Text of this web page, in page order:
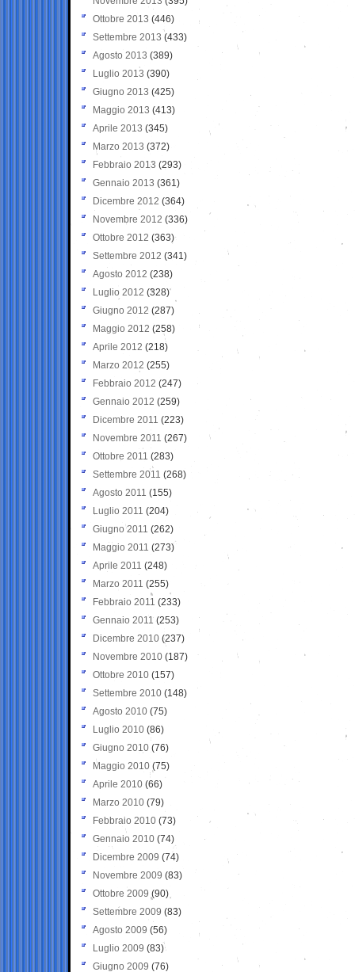
Ottobre 2013 (446)
Settembre 2013 (433)
Agosto 2013 (389)
Luglio 2013 (390)
Giugno 2013 (425)
Maggio 2013 (413)
Aprile 2013 (345)
Marzo 2013 (372)
Febbraio 2013 (293)
Gennaio 2013 (361)
Dicembre 2012 (364)
Novembre 2012 (336)
Ottobre 2012 (363)
Settembre 2012 (341)
Agosto 2012 (238)
Luglio 2012 (328)
Giugno 2012 (287)
Maggio 2012 (258)
Aprile 2012 (218)
Marzo 2012 (255)
Febbraio 2012 (247)
Gennaio 2012 (259)
Dicembre 2011 (223)
Novembre 2011 (267)
Ottobre 2011 (283)
Settembre 2011 (268)
Agosto 2011 (155)
Luglio 2011 (204)
Giugno 2011 (262)
Maggio 2011 (273)
Aprile 2011 (248)
Marzo 2011 (255)
Febbraio 2011 (233)
Gennaio 2011 (253)
Dicembre 2010 (237)
Novembre 2010 (187)
Ottobre 2010 (157)
Settembre 2010 (148)
Agosto 2010 (75)
Luglio 2010 (86)
Giugno 2010 (76)
Maggio 2010 (75)
Aprile 2010 (66)
Marzo 2010 (79)
Febbraio 2010 (73)
Gennaio 2010 (74)
Dicembre 2009 (74)
Novembre 2009 (83)
Ottobre 2009 (90)
Settembre 2009 (83)
Agosto 2009 (56)
Luglio 2009 (83)
Giugno 2009 (76)